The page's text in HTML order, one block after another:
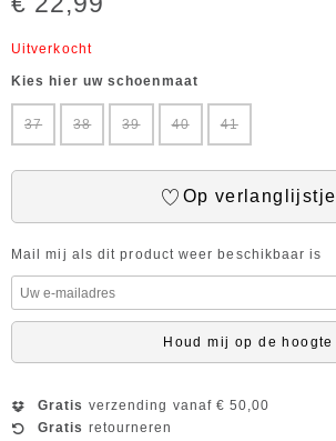
Uitverkocht
Kies hier uw schoenmaat
37 38 39 40 41
Op verlanglijstje
Mail mij als dit product weer beschikbaar is
Houd mij op de hoogte
Gratis verzending vanaf € 50,00
Gratis retourneren